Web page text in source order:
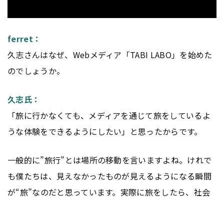
ferret：
久志さんはなぜ、Webメディア「TABI LABO」を始めた
のでしょうか。
久志氏：
「旅に行かなくても、メディアを通じて旅をしているよ
うな体験をできるようにしたい」と思ったからです。
一般的に”旅行”とは場所の移動を言いますよね。けれで
も僕たちは、見えなかったものが見えるようになる瞬間
が“旅”なのだと思っています。実際に旅をしたら、社会